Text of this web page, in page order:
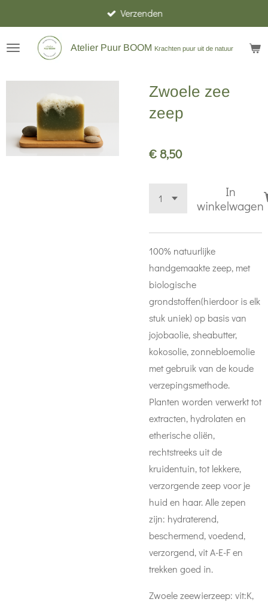
direct
naar
hoofdinhoud
Atelier Puur BOOM Krachten puur uit de natuur
Verzenden
Zwoele zee
zeep
€ 8,50
In
winkelwagen
100% natuurlijke
handgemaakte zeep, met
biologische
grondstoffen(hierdoor is elk
stuk uniek) op basis van
jojobaolie, sheabutter,
kokosolie, zonnebloemolie
met gebruik van de koude
verzepingsmethode.
Planten worden verwerkt tot
extracten, hydrolaten en
etherische oliën,
rechtstreeks uit de
kruidentuin, tot lekkere,
verzorgende zeep voor je
huid en haar. Alle zepen
zijn: hydraterend,
beschermend, voedend,
verzorgend, vit A-E-F en
trekken goed in.
Zwoele zeewierzeep: vit:K,